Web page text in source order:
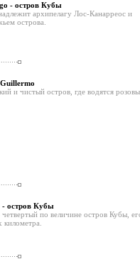
- остров Кубы
архипелагу Лос-Канарреос и
острова.
и чистый остров, где водятся
- остров Кубы
по величине остров Кубы,